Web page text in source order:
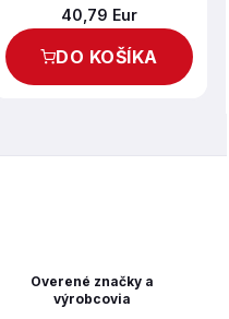
40,79 Eur
DO KOŠÍKA
Overené značky a
výrobcovia